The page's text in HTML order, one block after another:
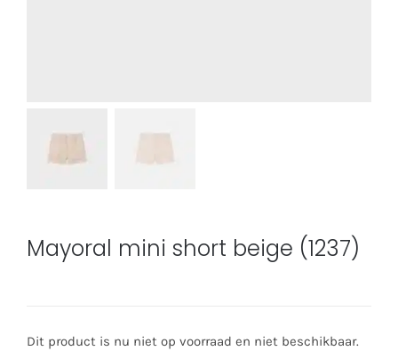
Mayoral mini short beige (1237)
Dit product is nu niet op voorraad en niet beschikbaar.